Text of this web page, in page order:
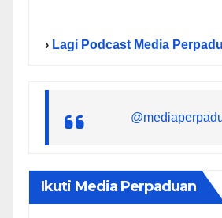
› Lagi Podcast Media
Ikuti Media Perpaduan